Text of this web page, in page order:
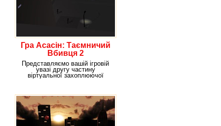
Гра Асасін: Таємничий
Вбивця 2
Представляємо вашій ігровій
увазі другу частину
віртуальної захоплюючої